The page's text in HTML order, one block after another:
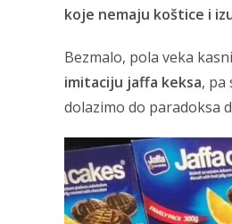
koje nemaju koštice i
Bezmalo, pola veka
imitaciju jaffa keksa, pa
dolazimo do paradoksa